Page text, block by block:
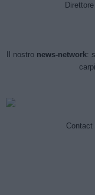
Il nostro news-network:
Contact